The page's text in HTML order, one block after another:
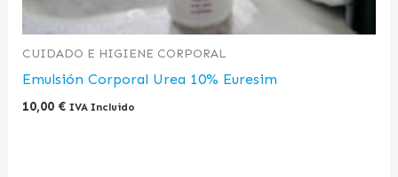
CUIDADO E HIGIENE CORPORAL
Emulsión Corporal Urea 10% Euresim
10,00 € IVA Incluido